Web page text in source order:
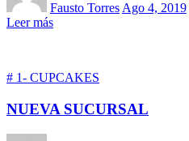
Fausto Torres Ago 4, 2019
Leer más
# 1- CUPCAKES
NUEVA SUCURSAL